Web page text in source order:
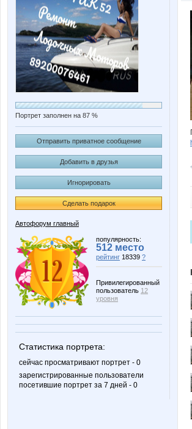
Портрет заполнен на 87 %
Отправить приватное сообщение
Добавить в друзья
Игнорировать
Сделать подарок
Автофорум главный
популярность:
512 место
рейтинг 18339 ?
Привилегированный
пользователь 12
уровня
Статистика портрета:
сейчас просматривают портрет - 0
зарегистрированные пользователи
посетившие портрет за 7 дней - 0